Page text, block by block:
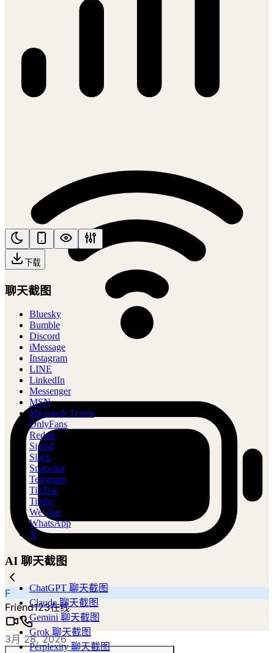
F
Friend123在线
3月 28, 2026
下载
聊天截图
Bluesky
Bumble
Discord
iMessage
Instagram
LINE
LinkedIn
Messenger
MSN
Microsoft Teams
OnlyFans
Reddit
Signal
Slack
Snapchat
Telegram
TikTok
Tinder
WeChat
WhatsApp
X
AI 聊天截图
ChatGPT 聊天截图
Claude 聊天截图
Gemini 聊天截图
Grok 聊天截图
Perplexity 聊天截图